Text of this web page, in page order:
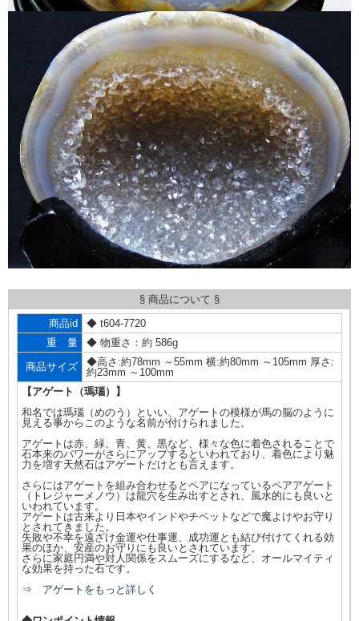
§ 商品について §
商品id
◆ t604-7720
重 量
◆ 物重さ：約 586g
商品サイズ
◆高さ:約78mm ～55mm 横:約80mm ～105mm 厚さ:
約23mm ～100mm
【アゲート（瑪瑙）】
和名では瑪瑙（めのう）といい、アゲートの模様が馬の脳のように
見える事からこのような名前が付けられました。
アゲートは赤、緑、青、黄、黒など、様々な色に着色されることで
石本来のパワーがさらにアップするといわれており、着色により魅
力を増す天然石はアゲートだけとも言えます。
さらにはアゲートを組み合わせるとペアになっているペアアゲート
（トレジャーメノウ）は龍穴を生み出すとされ、風水的にも良いと
いわれています。
アゲートは古来より日本やインドやチベットなどで魔よけやお守り
とされてきました。
失敗や不幸を遠ざけ金運や仕事運、成功運とも結び付けてくれる効
果のほか、安産のお守りにも良いとされています。
さらに家庭円満や対人関係をスムーズにするなど、オールマイティ
な効果を持った石です。
⇒ アゲートをもっと詳しく